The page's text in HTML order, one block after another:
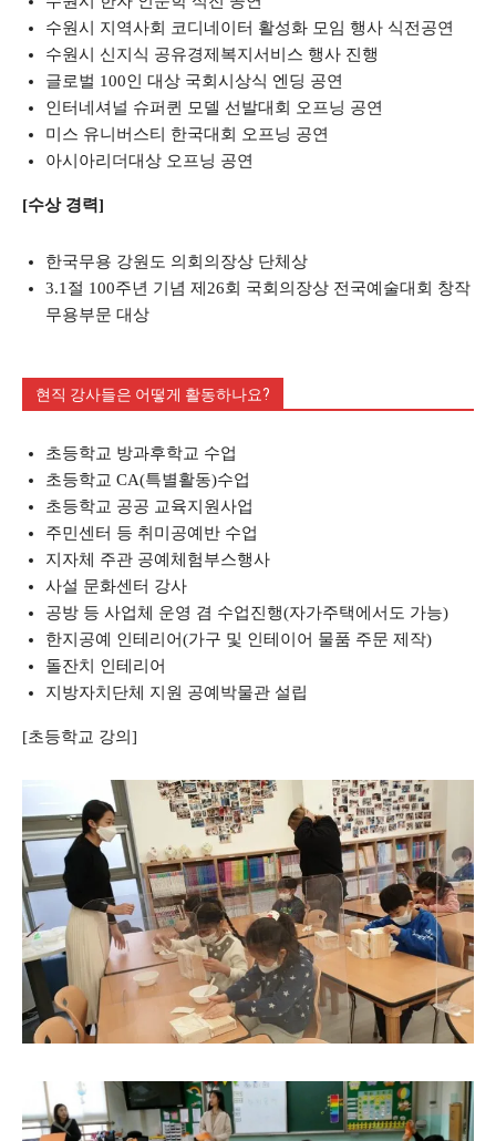
수원시 지역사회 코디네이터 활성화 모임 행사 식전공연
수원시 신지식 공유경제복지서비스 행사 진행
글로벌 100인 대상 국회시상식 엔딩 공연
인터네셔널 슈퍼퀸 모델 선발대회 오프닝 공연
미스 유니버스티 한국대회 오프닝 공연
아시아리더대상 오프닝 공연
[수상 경력]
한국무용 강원도 의회의장상 단체상
3.1절 100주년 기념 제26회 국회의장상 전국예술대회 창작
무용부문 대상
현직 강사들은 어떻게 활동하나요?
초등학교 방과후학교 수업
초등학교 CA(특별활동)수업
초등학교 공공 교육지원사업
주민센터 등 취미공예반 수업
지자체 주관 공예체험부스행사
사설 문화센터 강사
공방 등 사업체 운영 겸 수업진행(자가주택에서도 가능)
한지공예 인테리어(가구 및 인테이어 물품 주문 제작)
돌잔치 인테리어
지방자치단체 지원 공예박물관 설립
[초등학교 강의]